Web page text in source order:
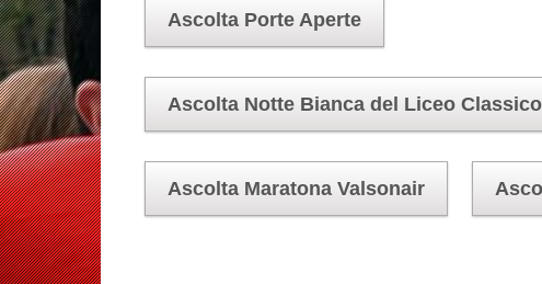
Ascolta Porte Aperte
Ascolta Notte Bianca del Liceo
Ascolta Maratona Valsonair